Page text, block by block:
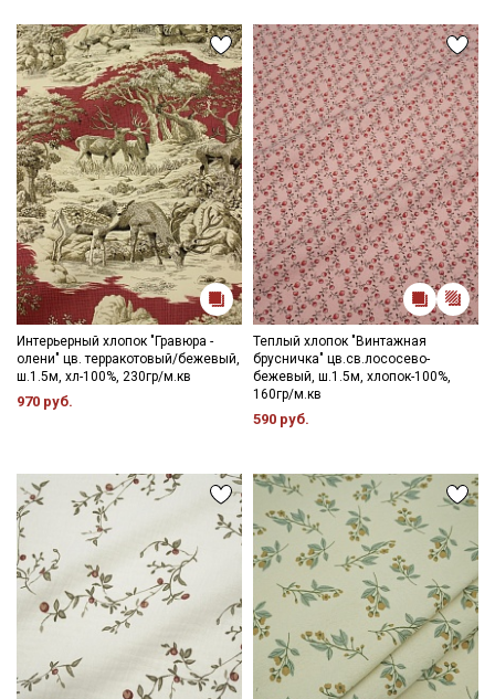
Интерьерный хлопок "Гравюра -
олени" цв. терракотовый/бежевый,
ш.1.5м, хл-100%, 230гр/м.кв
970 руб.
Теплый хлопок "Винтажная
брусничка" цв.св.лососево-
бежевый, ш.1.5м, хлопок-100%,
160гр/м.кв
590 руб.